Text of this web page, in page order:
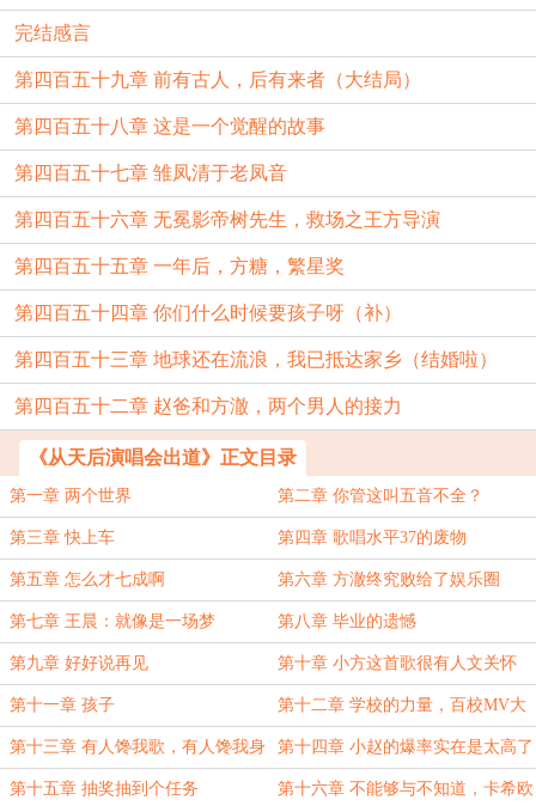
完结感言
第四百五十九章 前有古人，后有来者（大结局）
第四百五十八章 这是一个觉醒的故事
第四百五十七章 雏凤清于老凤音
第四百五十六章 无冕影帝树先生，救场之王方导演
第四百五十五章 一年后，方糖，繁星奖
第四百五十四章 你们什么时候要孩子呀（补）
第四百五十三章 地球还在流浪，我已抵达家乡（结婚啦）
第四百五十二章 赵爸和方澈，两个男人的接力
《从天后演唱会出道》正文目录
第一章 两个世界 第二章 你管这叫五音不全？
第三章 快上车 第四章 歌唱水平37的废物
第五章 怎么才七成啊 第六章 方澈终究败给了娱乐圈
第七章 王晨：就像是一场梦 第八章 毕业的遗憾
第九章 好好说再见 第十章 小方这首歌很有人文关怀
第十一章 孩子 第十二章 学校的力量，百校MV大
赛
第十三章 有人馋我歌，有人馋我身
子
第十四章 小赵的爆率实在是太高了
第十五章 抽奖抽到个任务 第十六章 不能够与不知道，卡希欧